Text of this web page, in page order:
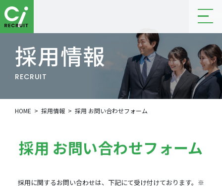
採用情報
RECRUIT
HOME 採用情報 採用 お問い合わせフォーム
採用 お問い合わせフォーム
採用に関するお問い合わせは、下記にて受け付けております。※